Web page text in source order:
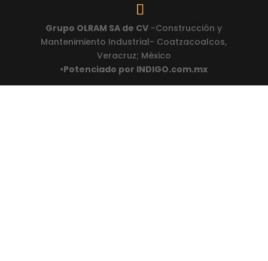
Grupo OLRAM SA de CV -Construcción y
Mantenimiento Industrial- Coatzacoalcos,
Veracruz; México
•Potenciado por INDIGO.com.mx